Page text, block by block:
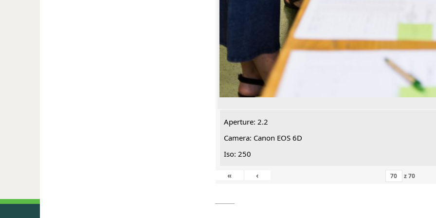
Aperture: 2.2
Camera: Canon EOS 6D
Iso: 250
« ‹ z70